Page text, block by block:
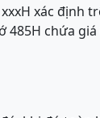
xác định
485H chứa